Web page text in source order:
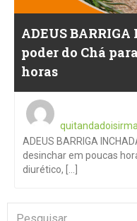
ADEUS BARRIGA
poder do Chá
horas
ADEUS BARRIGA
desinchar em poucas
diurético, [...]